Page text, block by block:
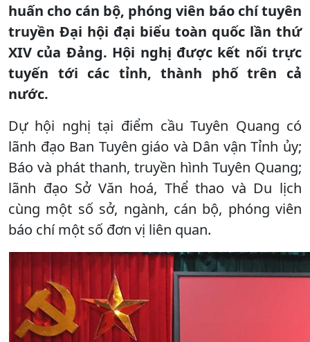
huấn cho cán bộ, phóng viên báo chí tuyên
truyền Đại hội đại biểu toàn quốc lần thứ
XIV của Đảng. Hội nghị được kết nối trực
tuyến tới các tỉnh, thành phố trên cả
nước.
Dự hội nghị tại điểm cầu Tuyên Quang có
lãnh đạo Ban Tuyên giáo và Dân vận Tỉnh ủy;
Báo và phát thanh, truyền hình Tuyên Quang;
lãnh đạo Sở Văn hoá, Thể thao và Du lịch
cùng một số sở, ngành, cán bộ, phóng viên
báo chí một số đơn vị liên quan.